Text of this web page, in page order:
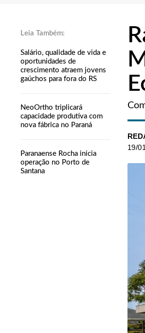
Salário, qualidade de vida e
oportunidades de
crescimento atraem jovens
gaúchos para fora do RS
NeoOrtho triplicará
capacidade produtiva com
nova fábrica no Paraná
Paranaense Rocha inicia
operação no Porto de
Santana
19/